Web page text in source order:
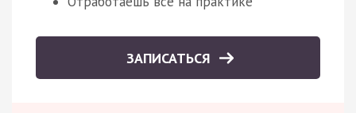
ЗАПИСАТЬСЯ